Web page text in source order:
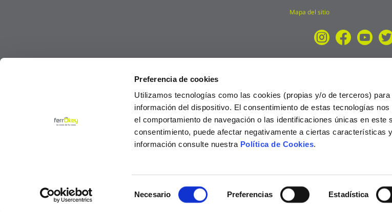
Preferencia de cookies
Utilizamos tecnologías como las cookies (propias y/o de terceros)
información del dispositivo. El consentimiento de estas tecnologías
el comportamiento de navegación o las identificaciones únicas en este
consentimiento, puede afectar negativamente a ciertas características
información consulte nuestra Política de Cookies.
Necesario Preferencias Estadística
Mapa del sitio
© Ferrokey todos los derechos reservados 2025